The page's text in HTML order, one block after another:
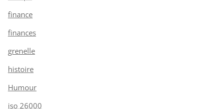
finance
finances
grenelle
histoire
Humour
iso 26000